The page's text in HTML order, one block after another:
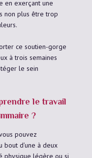
en exerçant une
non plus être trop
ce soutien-gorge
à trois semaines
le sein
le travail
?
pouvez
d’une à deux
physique légère ou si